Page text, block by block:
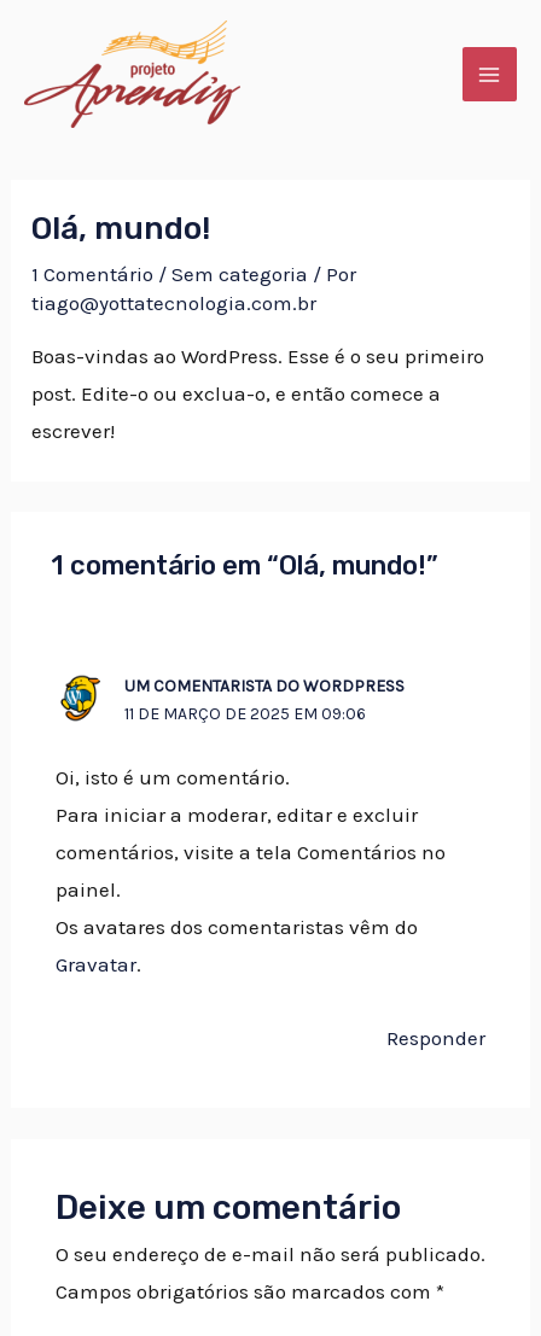
conteúdo
Olá, mundo!
1 Comentário /Sem categoria / Por
tiago@yottatecnologia.com.br
Boas-vindas ao WordPress. Esse é o seu primeiro
post. Edite-o ou exclua-o, e então comece a
escrever!
1 comentário em “Olá, mundo!”
UM COMENTARISTA DO WORDPRESS
11 DE MARÇO DE 2025 EM 09:06
Oi, isto é um comentário.
Para iniciar a moderar, editar e excluir
comentários, visite a tela Comentários no
painel.
Os avatares dos comentaristas vêm do
Gravatar.
Responder
Deixe um comentário
O seu endereço de e-mail não será publicado.
Campos obrigatórios são marcados com *